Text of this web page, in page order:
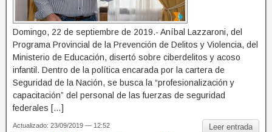
Domingo, 22 de septiembre de 2019.- Aníbal Lazzaroni, del
Programa Provincial de la Prevención de Delitos y Violencia, del
Ministerio de Educación, disertó sobre ciberdelitos y acoso
infantil. Dentro de la política encarada por la cartera de
Seguridad de la Nación, se busca la “profesionalización y
capacitación” del personal de las fuerzas de seguridad
federales […]
Leer entrada
Actualizado: 23/09/2019 — 12:52